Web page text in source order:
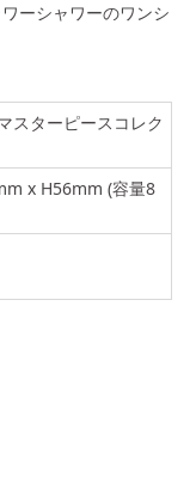
ーシャワーのワンシ
スターピースコレク
x H56mm (容量8